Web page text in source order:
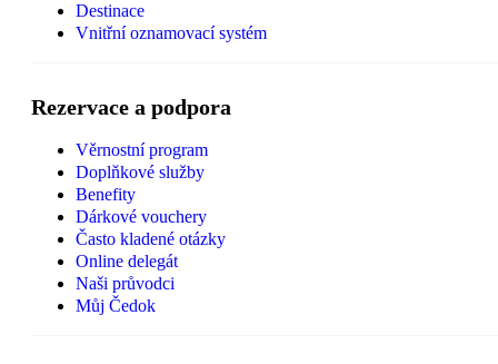
Destinace
Vnitřní oznamovací systém
Rezervace a podpora
Věrnostní program
Doplňkové služby
Benefity
Dárkové vouchery
Často kladené otázky
Online delegát
Naši průvodci
Můj Čedok